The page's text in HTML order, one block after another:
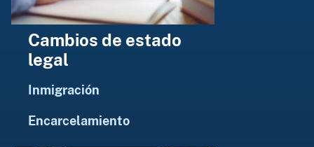
Cambios de estado
legal
Inmigración
Encarcelamiento